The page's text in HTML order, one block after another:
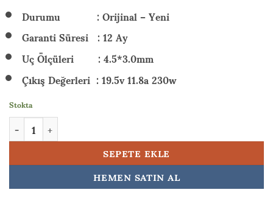
Durumu : Orijinal – Yeni
Garanti Süresi : 12 Ay
Uç Ölçüleri : 4.5*3.0mm
Çıkış Değerleri : 19.5v 11.8a 230w
Stokta
HP Victus Gaming 16-r0065nt (W8B5Y3EA17) 230w Orijinal
SEPETE EKLE
HEMEN SATIN AL